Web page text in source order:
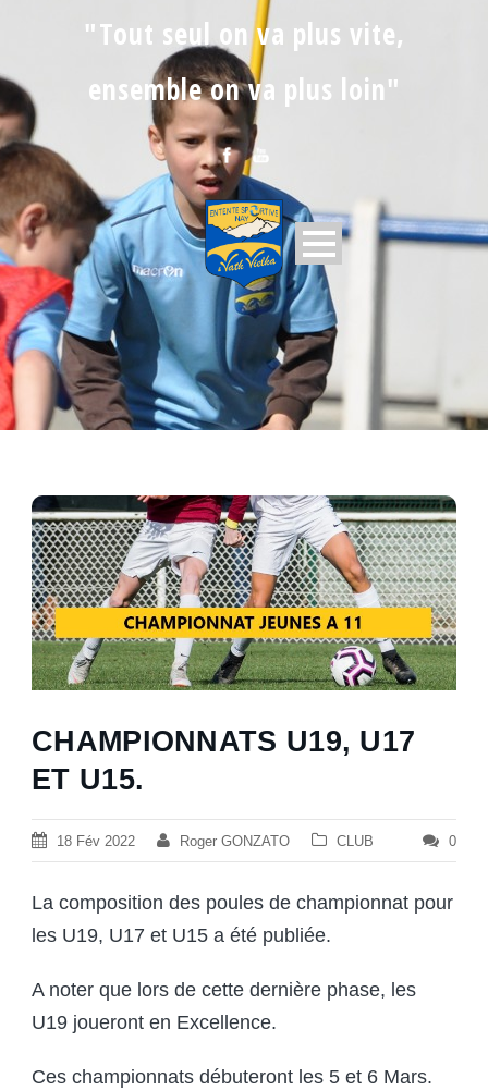
"Tout seul on va plus vite,
ensemble on va plus loin"
CHAMPIONNATS U19, U17
ET U15.
18 Fév 2022 Roger GONZATO CLUB 0
La composition des poules de championnat pour
les U19, U17 et U15 a été publiée.
A noter que lors de cette dernière phase, les
U19 joueront en Excellence.
Ces championnats débuteront les 5 et 6 Mars.